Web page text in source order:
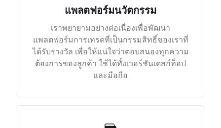
แพลตฟอร์มนวัตกรรม
เราพยายามอย่างต่อเนื่องเพื่อพัฒนา
แพลตฟอร์มการเทรดที่เป็นกรรมสิทธิ์ของเราที่
ได้รับรางวัล เพื่อให้แน่ใจว่าตอบสนองทุกความ
ต้องการของลูกค้า ใช้ได้ทั้งเวอร์ชันเดสก์ท็อป
และมือถือ